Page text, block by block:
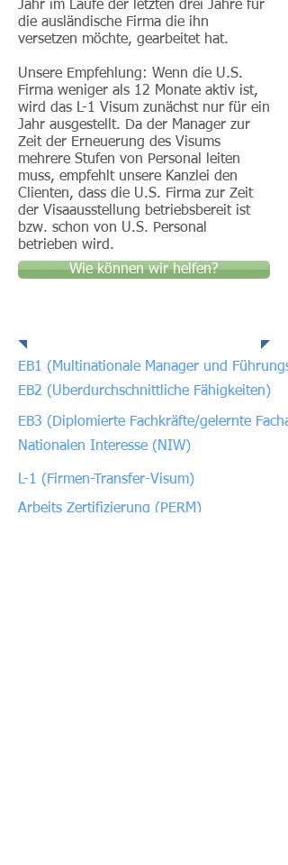
Jahr im Laufe der letzten drei Jahre für
die ausländische Firma die ihn
versetzen möchte, gearbeitet hat.
Unsere Empfehlung: Wenn die U.S.
Firma weniger als 12 Monate aktiv ist,
wird das L-1 Visum zunächst nur für ein
Jahr ausgestellt. Da der Manager zur
Zeit der Erneuerung des Visums
mehrere Stufen von Personal leiten
muss, empfehlt unsere Kanzlei den
Clienten, dass die U.S. Firma zur Zeit
der Visaausstellung betriebsbereit ist
bzw. schon von U.S. Personal
betrieben wird.
Wie können wir helfen?
EB1 (Multinationale Manager und
EB2 (Uberdurchschnittliche Fähigkeiten)
EB3 (Diplomierte Fachkräfte/gelernte
Nationalen Interesse (NIW)
L-1 (Firmen-Transfer-Visum)
Arbeits Zertifizierung (PERM)